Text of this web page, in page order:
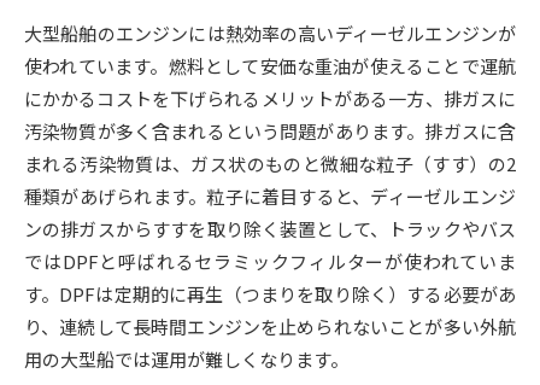
高等学校（情報）教員資格認定
試験
大学研究 大学検索
大学で学べる内容や特徴を調べる
新増設大学・学部・学科特集
国際・グローバルに強い大学特
データサイエンス特集 奨学金・特待生制度特集
大型船舶のエンジンには熱効率の高いディーゼルエンジンが
使われています。燃料として安価な重油が使えることで運航
にかかるコストを下げられるメリットがある一方、排ガスに
汚染物質が多く含まれるという問題があります。排ガスに含
まれる汚染物質は、ガス状のものと微細な粒子（すす）の2
種類があげられます。粒子に着目すると、ディーゼルエンジ
ンの排ガスからすすを取り除く装置として、トラックやバス
ではDPFと呼ばれるセラミックフィルターが使われていま
す。DPFは定期的に再生（つまりを取り除く）する必要があ
り、連続して長時間エンジンを止められないことが多い外航
用の大型船では運用が難しくなります。